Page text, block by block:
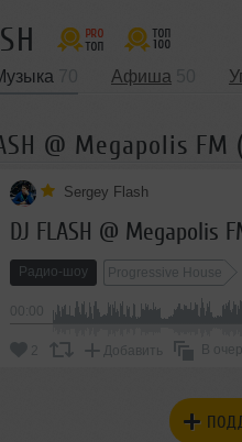
Афиша
@ Megapolis FM
Sergey Flash
DJ FLASH @ Megapolis
Радио-шоу Progressive House
2 Добавить В